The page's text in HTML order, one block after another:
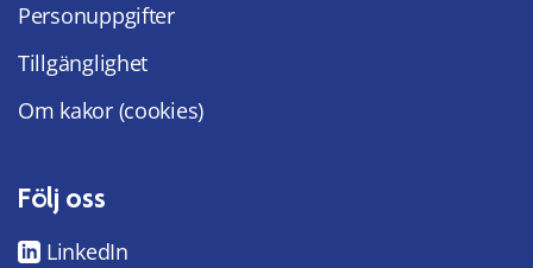
Personuppgifter
Tillgänglighet
Om kakor (cookies)
Följ oss
LinkedIn